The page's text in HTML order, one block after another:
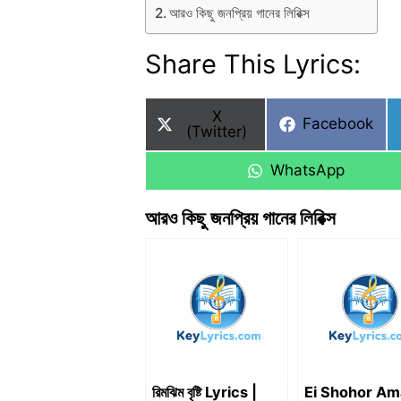
আরও কিছু জনপ্রিয় গানের লিরিক্স
Share This Lyrics:
Share
on
X
(Twitter)
Share
Facebook
Share
WhatsApp
আরও কিছু জনপ্রিয় গানের লিরিক্স
রিমঝিম বৃষ্টি Lyrics | Ei Shohor